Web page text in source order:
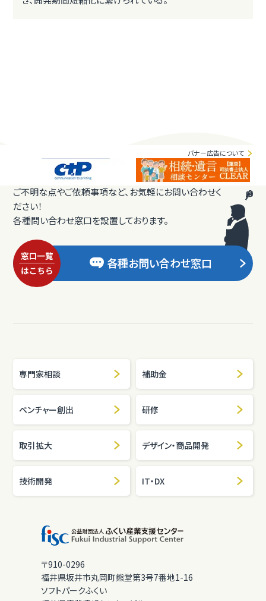
バナー広告について
ご不明な点やご依頼事項など、お気軽にお問い合わせく
ださい！
各種問い合わせ窓口を設置しております。
各種お問い合わせ窓口
専門家相談 補助金
ベンチャー創出 研修
取引拡大 デザイン・商品開発
技術開発 IT・DX
〒910-0296
福井県坂井市丸岡町熊堂第3号7番地1-16
ソフトパークふくい